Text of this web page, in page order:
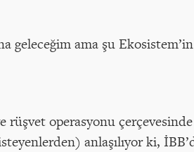
geleceğim ama şu
operasyonu
anlaşılıyor ki,